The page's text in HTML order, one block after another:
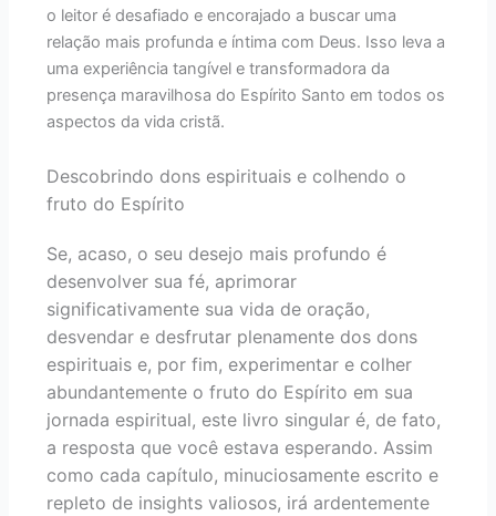
o leitor é desafiado e encorajado a buscar uma
relação mais profunda e íntima com Deus. Isso leva a
uma experiência tangível e transformadora da
presença maravilhosa do Espírito Santo em todos os
aspectos da vida cristã.
Descobrindo dons espirituais e colhendo o
fruto do Espírito
Se, acaso, o seu desejo mais profundo é
desenvolver sua fé, aprimorar
significativamente sua vida de oração,
desvendar e desfrutar plenamente dos dons
espirituais e, por fim, experimentar e colher
abundantemente o fruto do Espírito em sua
jornada espiritual, este livro singular é, de fato,
a resposta que você estava esperando. Assim
como cada capítulo, minuciosamente escrito e
repleto de insights valiosos, irá ardentemente